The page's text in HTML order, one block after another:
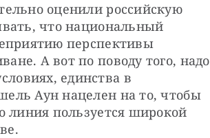
оценили российскую
что национальный
перспективы
А вот по поводу того, надо
единства в
Аун нацелен на то, чтобы
линия пользуется широкой